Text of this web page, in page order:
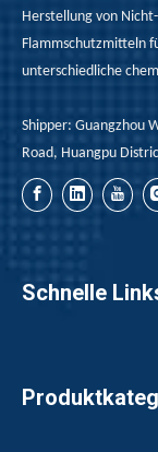
Herstellung von
Flammschutzmitteln
unterschiedliche
Shipper: Guangzhou
Road, Huangpu
Schnelle